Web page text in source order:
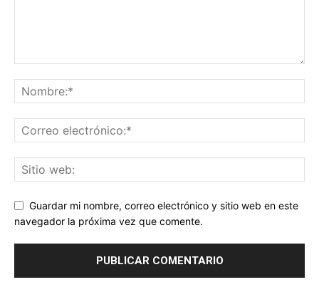
Guardar mi nombre, correo electrónico y sitio web en este
navegador la próxima vez que comente.